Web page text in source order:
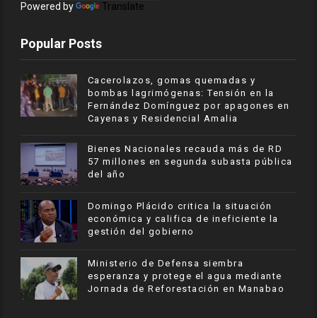
Powered by Translate
Popular Posts
Cacerolazos, gomas quemadas y
bombas lagrimógenas: Tensión en la
Fernández Domínguez por apagones en
Cayenas y Residencial Amalia
Bienes Nacionales recauda más de RD
57 millones en segunda subasta pública
del año
​Domingo Plácido critica la situación
económica y califica de ineficiente la
gestión del gobierno
Ministerio de Defensa siembra
esperanza y protege el agua mediante
Jornada de Reforestación en Manabao